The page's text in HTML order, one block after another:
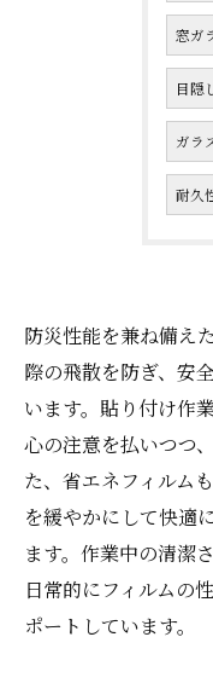
窓ガ
目隠
ガラ
耐久
防災性能を兼ね備え
際の飛散を防ぎ、安
います。貼り付け作
心の注意を払いつつ
た、省エネフィルム
を緩やかにして快適
ます。作業中の清潔
日常的にフィルムの
ポートしています。